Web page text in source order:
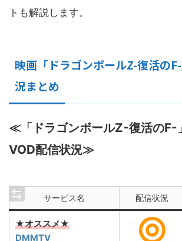
トも解説します。
映画「ドラゴンボールZ-復活の
況まとめ
≪「ドラゴンボールZ-復活のF-
VOD配信状況≫
サービス名 配信状況
★オススメ★
DMMTV